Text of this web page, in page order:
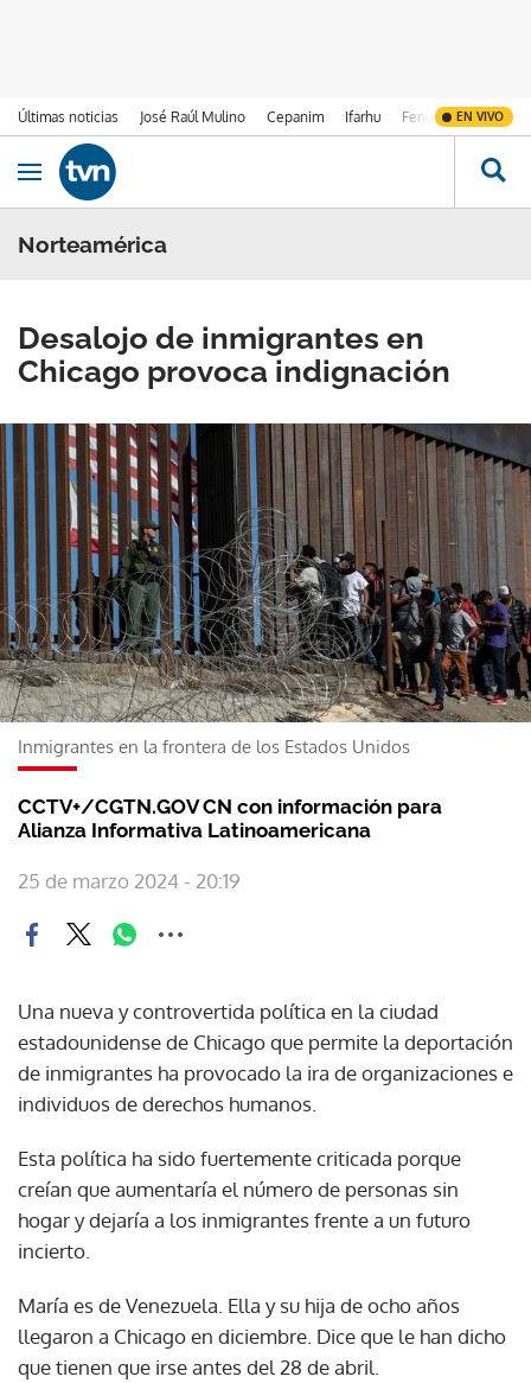
Últimas noticias José Raúl Mulino Cepanim Ifarhu Fenómeno de El
EN VIVO
Ir al contenido
Obrir navegació
Norteamérica
Desalojo de inmigrantes en
Chicago provoca indignación
Inmigrantes en la frontera de los Estados Unidos
CCTV+/CGTN.GOV CN con información para
Alianza Informativa Latinoamericana
25 de marzo 2024 - 20:19
Una nueva y controvertida política en la ciudad
estadounidense de Chicago que permite la deportación
de inmigrantes ha provocado la ira de organizaciones e
individuos de derechos humanos.
Esta política ha sido fuertemente criticada porque
creían que aumentaría el número de personas sin
hogar y dejaría a los inmigrantes frente a un futuro
incierto.
María es de Venezuela. Ella y su hija de ocho años
llegaron a Chicago en diciembre. Dice que le han dicho
que tienen que irse antes del 28 de abril.